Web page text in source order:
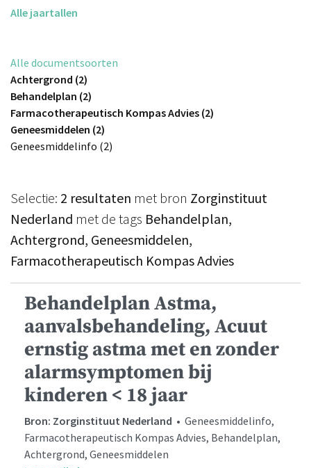
Alle jaartallen
Alle documentsoorten
Achtergrond (2)
Behandelplan (2)
Farmacotherapeutisch Kompas Advies (2)
Geneesmiddelen (2)
Geneesmiddelinfo (2)
Selectie: 2 resultaten met bron Zorginstituut
Nederland met de tags Behandelplan,
Achtergrond, Geneesmiddelen,
Farmacotherapeutisch Kompas Advies
Behandelplan Astma,
aanvalsbehandeling, Acuut
ernstig astma met en zonder
alarmsymptomen bij
kinderen < 18 jaar
Bron: Zorginstituut Nederland • Geneesmiddelinfo,
Farmacotherapeutisch Kompas Advies, Behandelplan,
Achtergrond, Geneesmiddelen